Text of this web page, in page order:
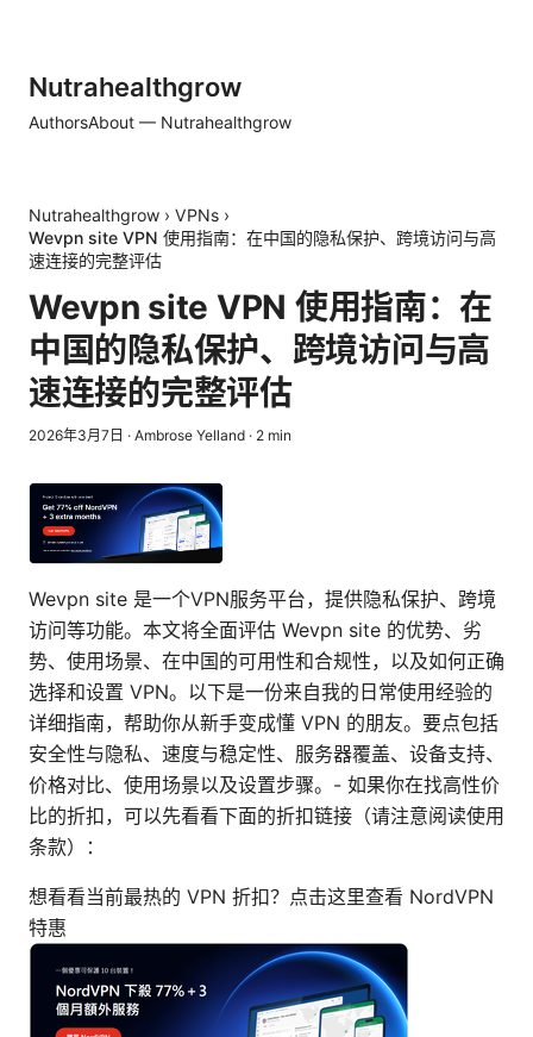
Nutrahealthgrow
AuthorsAbout — Nutrahealthgrow
Nutrahealthgrow › VPNs ›
Wevpn site VPN 使用指南：在中国的隐私保护、跨境访问与高
速连接的完整评估
Wevpn site VPN 使用指南：在
中国的隐私保护、跨境访问与高
速连接的完整评估
2026年3月7日 · Ambrose Yelland · 2 min
Wevpn site 是一个VPN服务平台，提供隐私保护、跨境
访问等功能。本文将全面评估 Wevpn site 的优势、劣
势、使用场景、在中国的可用性和合规性，以及如何正确
选择和设置 VPN。以下是一份来自我的日常使用经验的
详细指南，帮助你从新手变成懂 VPN 的朋友。要点包括
安全性与隐私、速度与稳定性、服务器覆盖、设备支持、
价格对比、使用场景以及设置步骤。- 如果你在找高性价
比的折扣，可以先看看下面的折扣链接（请注意阅读使用
条款）：
想看看当前最热的 VPN 折扣？点击这里查看 NordVPN
特惠